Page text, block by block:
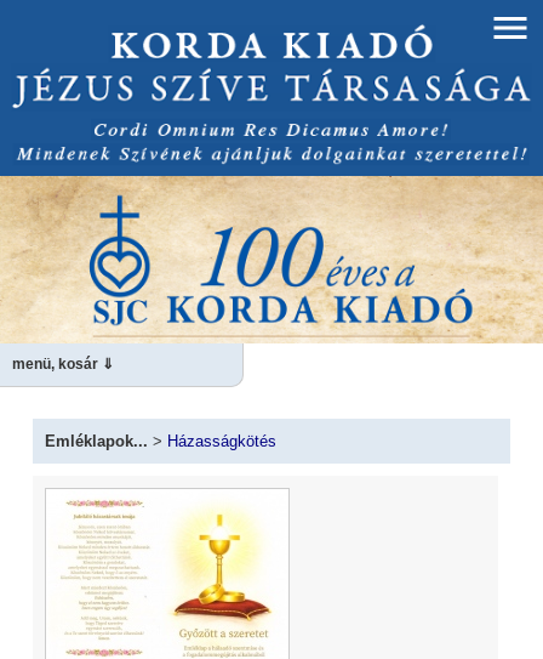
menü, kosár ⇓
Emléklapok... > Házasságkötés